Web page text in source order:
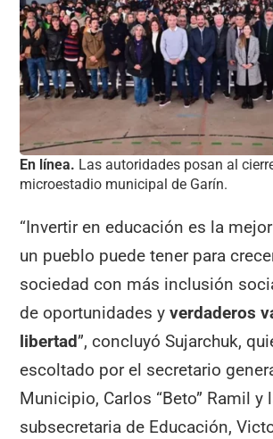
En línea. Las autoridades posan al
microestadio municipal de Garín.
“Invertir en educación es la
un pueblo puede tener para
sociedad con más inclusión
de oportunidades yverdaderos
libertad”, concluyó Sujarchuk,
escoltado por el secretario
Municipio, Carlos “Beto” Ramil y
subsecretaria de Educación,